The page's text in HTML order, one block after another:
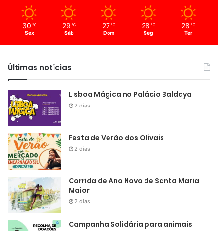
30 ℃
Sex
29 ℃
Sáb
27 ℃
Dom
28 ℃
Seg
28 ℃
Ter
Últimas notícias
Lisboa Mágica no Palácio Baldaya
2 dias
Festa de Verão dos Olivais
2 dias
Corrida de Ano Novo de Santa Maria
Maior
2 dias
Campanha Solidária para animais